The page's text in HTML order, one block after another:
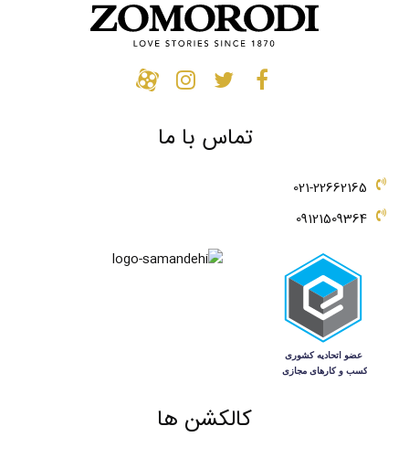
بزرگ)
1,785,310,000 تومان
تماس با ما
021-22662165
09121509364
کالکشن ها